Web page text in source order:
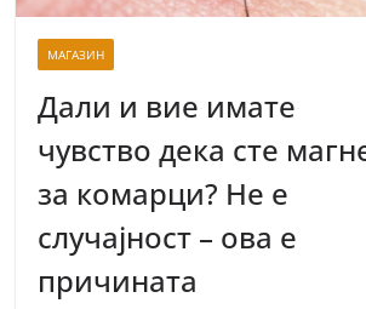
МАГАЗИН
Дали и вие имате
чувство дека сте
за комарци? Не е
случајност – ова е
причината